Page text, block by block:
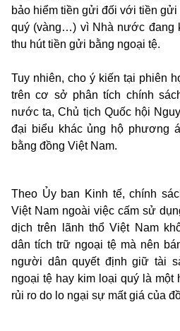
bảo hiểm tiền gửi đối với tiền
quý (vàng…) vì Nhà nước đang
thu hút tiền gửi bằng ngoại tệ.
Tuy nhiên, cho ý kiến tại phiên
trên cơ sở phân tích chính
nước ta, Chủ tịch Quốc hội
đại biểu khác ủng hộ phương
bằng đồng Việt Nam.
Theo Ủy ban Kinh tế, chính
Việt Nam ngoài việc cấm sử
dịch trên lãnh thổ Việt Nam
dân tích trữ ngoại tệ mà nên
người dân quyết định giữ tài
ngoại tệ hay kim loại quý là
rủi ro do lo ngại sự mất giá của